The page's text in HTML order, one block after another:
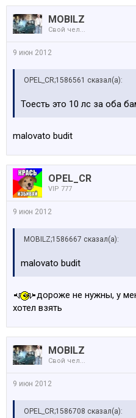
MOBILZ
Свой чел...
9 июн 2012
OPEL_CR;1586561 сказал(а):
Toесть это 10 лс за оба
malovato budit
OPEL_CR
VIP 777
9 июн 2012
MOBILZ;1586667 сказал(а):
malovato budit
дороже не нужны, у
хотел взять
MOBILZ
Свой чел...
9 июн 2012
OPEL_CR;1586708 сказал(а):